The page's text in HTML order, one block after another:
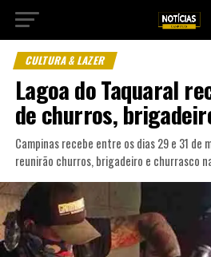
CULTURA & LAZER
Lagoa do Taquaral
de churros,
Campinas recebe entre os dias 29 e 31 de
reunirão churros, brigadeiro e churrasco